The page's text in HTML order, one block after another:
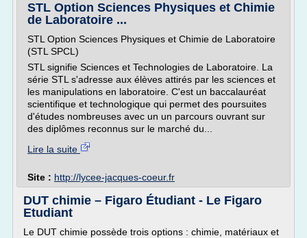
STL Option Sciences Physiques et Chimie
de Laboratoire ...
STL Option Sciences Physiques et Chimie de Laboratoire
(STL SPCL)
STL signifie Sciences et Technologies de Laboratoire. La
série STL s'adresse aux élèves attirés par les sciences et
les manipulations en laboratoire. C'est un baccalauréat
scientifique et technologique qui permet des poursuites
d'études nombreuses avec un un parcours ouvrant sur
des diplômes reconnus sur le marché du...
Lire la suite
Site : http://lycee-jacques-coeur.fr
DUT chimie – Figaro Étudiant - Le Figaro
Etudiant
Le DUT chimie possède trois options : chimie, matériaux et